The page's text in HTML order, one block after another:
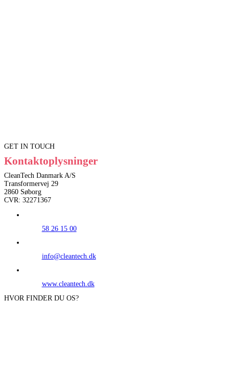
GET IN TOUCH
Kontaktoplysninger
CleanTech Danmark A/S
Transformervej 29
2860 Søborg
CVR: 32271367
58 26 15 00
info@cleantech.dk
www.cleantech.dk
HVOR FINDER DU OS?